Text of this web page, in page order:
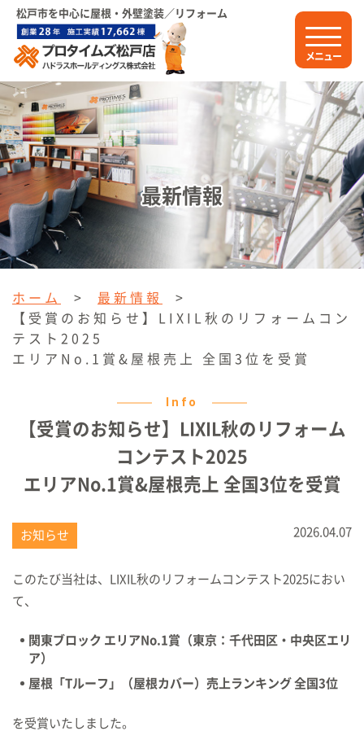
松戸市を中心に屋根・外壁塗装／リフォーム
メニュー
最新情報
ホーム > 最新情報
>
【受賞のお知らせ】LIXIL秋のリフォームコン
テスト2025
エリアNo.1賞&屋根売上 全国3位を受賞
Info
【受賞のお知らせ】LIXIL秋のリフォーム
コンテスト2025
エリアNo.1賞&屋根売上 全国3位を受賞
お知らせ 2026.04.07
このたび当社は、LIXIL秋のリフォームコンテスト2025におい
て、
関東ブロック エリアNo.1賞（東京：千代田区・中央区エリ
ア）
屋根「Tルーフ」（屋根カバー）売上ランキング 全国3位
を受賞いたしました。